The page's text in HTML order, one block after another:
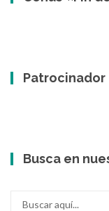
Patrocinador
Busca en